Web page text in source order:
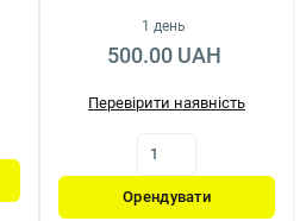
1 день
500.00 UAH
Перевірити наявність
Орендувати